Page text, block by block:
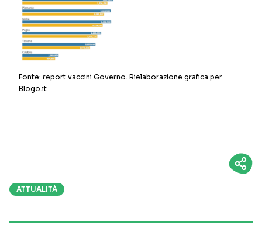
Fonte: report vaccini Governo. Rielaborazione grafica per
Blogo.it
ATTUALITÀ